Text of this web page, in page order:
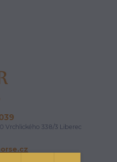
Vrchlického 338/3 Liberec